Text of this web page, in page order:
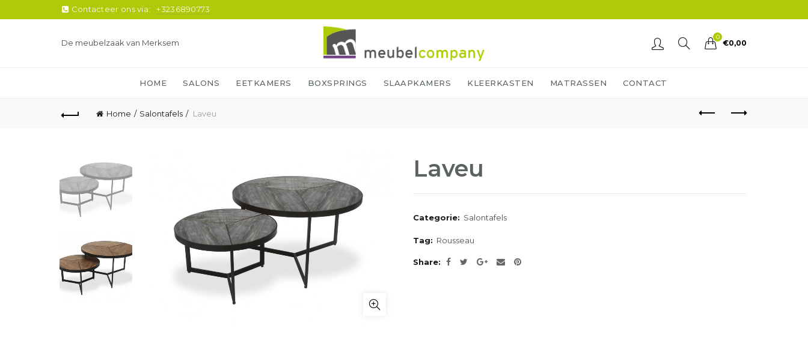
Contacteer ons via: +3236890773
De meubelzaak van Merksem
0
€0,00
HOME SALONS EETKAMERS BOXSPRINGS SLAAPKAMERS KLEERKASTEN MATRASSEN CONTACT
Home Salontafels Laveu
Laveu
Categorie: Salontafels
Tag: Rousseau
Share